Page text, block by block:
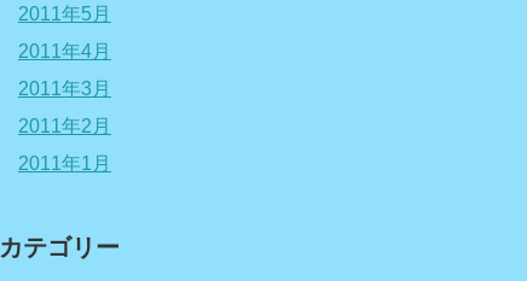
2011年5月
2011年4月
2011年3月
2011年2月
2011年1月
カテゴリー